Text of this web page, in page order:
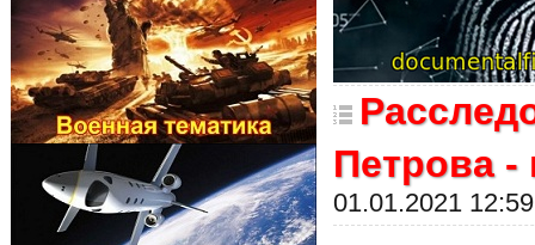
Петрова -
01.01.2021 12:59